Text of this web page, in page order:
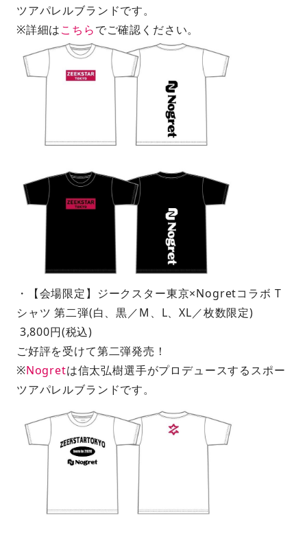
ツアパレルブランドです。
※詳細はこちらでご確認ください。
・【会場限定】ジークスター東京×Nogretコラボ T
シャツ 第二弾(白、黒／M、L、XL／枚数限定)
3,800円(税込)
ご好評を受けて第二弾発売！
※Nogretは信太弘樹選手がプロデュースするスポー
ツアパレルブランドです。